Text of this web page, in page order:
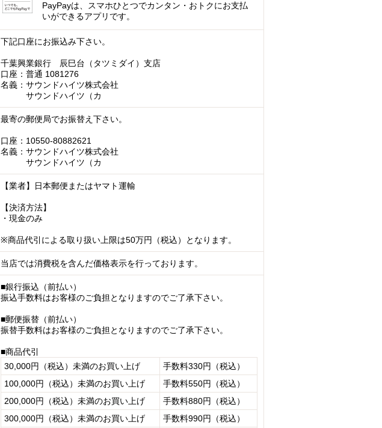
PayPayは、スマホひとつでカンタン・おトクにお支払
いができるアプリです。
下記口座にお振込み下さい。
千葉興業銀行 辰巳台（タツミダイ）支店
口座：普通 1081276
名義：サウンドハイツ株式会社
サウンドハイツ（カ
最寄の郵便局でお振替え下さい。
口座：10550-80882621
名義：サウンドハイツ株式会社
サウンドハイツ（カ
【業者】日本郵便またはヤマト運輸
【決済方法】
・現金のみ
※商品代引による取り扱い上限は50万円（税込）となります。
当店では消費税を含んだ価格表示を行っております。
■銀行振込（前払い）
振込手数料はお客様のご負担となりますのでご了承下さい。
■郵便振替（前払い）
振替手数料はお客様のご負担となりますのでご了承下さい。
■商品代引
30,000円（税込）未満のお買い上げ
手数料330円（税込）
100,000円（税込）未満のお買い上げ
手数料550円（税込）
200,000円（税込）未満のお買い上げ
手数料880円（税込）
300,000円（税込）未満のお買い上げ
手数料990円（税込）